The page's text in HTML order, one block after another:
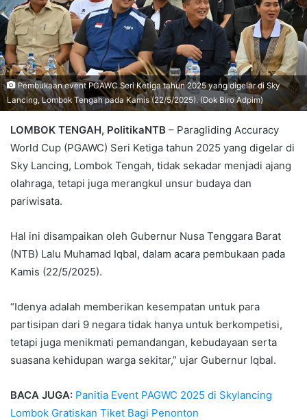
Pembukaan event PGAWC Seri Ketiga tahun 2025 yang digelar di Sky
Lancing, Lombok Tengah pada Kamis (22/5/2025). (Dok Biro Adpim)
LOMBOK TENGAH, PolitikaNTB – Paragliding Accuracy
World Cup (PGAWC) Seri Ketiga tahun 2025 yang digelar di
Sky Lancing, Lombok Tengah, tidak sekadar menjadi ajang
olahraga, tetapi juga merangkul unsur budaya dan
pariwisata.
Hal ini disampaikan oleh Gubernur Nusa Tenggara Barat
(NTB) Lalu Muhamad Iqbal, dalam acara pembukaan pada
Kamis (22/5/2025).
“Idenya adalah memberikan kesempatan untuk para
partisipan dari 9 negara tidak hanya untuk berkompetisi,
tetapi juga menikmati pemandangan, kebudayaan serta
suasana kehidupan warga sekitar,” ujar Gubernur Iqbal.
BACA JUGA: Panitia Event PAGWC 2025 di Skylancing
Lombok Gratiskan Tiket Bagi Penonton